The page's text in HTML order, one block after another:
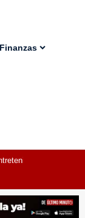
Finanzas